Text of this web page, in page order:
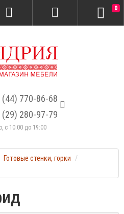
(44) 770-86-68
(29) 280-97-79
с 10:00 до 19:00
0
Готовые стенки, горки